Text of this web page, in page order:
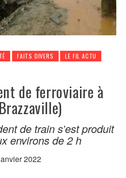
FAITS DIVERS
LE FIL ACTU
de ferroviaire à
de train s’est produit
environs de 2 h
2022